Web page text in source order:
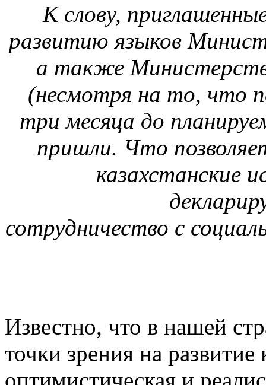
К слову,
развитию языков
а также
(несмотря на то, что
три месяца до
пришли. Что
казахстанские
сотрудничество с
Известно, что в нашей
точки зрения на развитие
оптимистическая и